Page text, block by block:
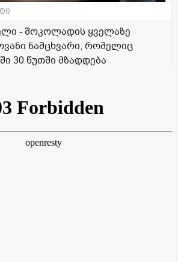
- შოკოლადის ყველაზე
ნამცხვარი, რომელიც
30 წუთში მზადდება